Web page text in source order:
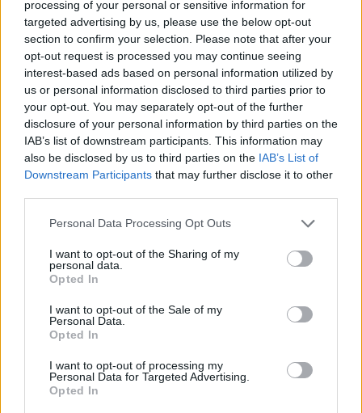
processing of your personal or sensitive information for
targeted advertising by us, please use the below opt-out
section to confirm your selection. Please note that after your
opt-out request is processed you may continue seeing
interest-based ads based on personal information utilized by
us or personal information disclosed to third parties prior to
your opt-out. You may separately opt-out of the further
disclosure of your personal information by third parties on the
IAB’s list of downstream participants. This information may
also be disclosed by us to third parties on the IAB’s List of
Downstream Participants that may further disclose it to other
Personal Data Processing Opt Outs
I want to opt-out of the Sharing of my
personal data.
Opted In
I want to opt-out of the Sale of my
Personal Data.
Opted In
I want to opt-out of processing my
Personal Data for Targeted Advertising.
Opted In
11:20
Κνωσός: Ένα χρόνο μετά τις δεσμεύσεις, επιστρέφουν οι
δίσκοι με τα κέρματα στα WC
11:18
Φωτιά στη Βοιωτία: Στον ανακριτή οι δύο συλληφθέντες
ΠΕΡΙΣΣΟΤΕΡΑ
ΣΧΕΤΙΚA AΡΘΡΑ
Το Μουσείο Μόδας στο Μπαθ έλαβε 7,2 εκ. λίρες για τη
μεταφορά σε ιστορικό κτίριο